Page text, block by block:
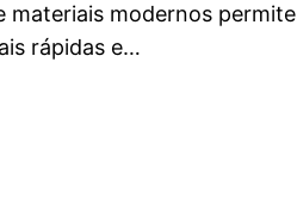
materiais modernos permite
rápidas e…